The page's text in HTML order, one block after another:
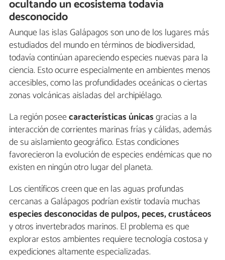
ocultando un ecosistema todavía
desconocido
Aunque las islas Galápagos son uno de los lugares más
estudiados del mundo en términos de biodiversidad,
todavía continúan apareciendo especies nuevas para la
ciencia. Esto ocurre especialmente en ambientes menos
accesibles, como las profundidades oceánicas o ciertas
zonas volcánicas aisladas del archipiélago.
La región poseecaracterísticas únicasgracias a la
interacción de corrientes marinas frías y cálidas, además
de su aislamiento geográfico. Estas condiciones
favorecieron la evolución de especies endémicas que no
existen en ningún otro lugar del planeta.
Los científicos creen que en las aguas profundas
cercanas a Galápagos podrían existir todavía muchas
especies desconocidas de pulpos, peces, crustáceos
y otros invertebrados marinos. El problema es que
explorar estos ambientes requiere tecnología costosa y
expediciones altamente especializadas.